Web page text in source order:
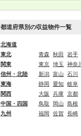
都道府県別の収益物件一覧
北海道
東北
青森 秋田 岩手
関東
東京 埼玉 神奈川
信州・北陸
新潟 富山 石川
東海
静岡 愛知 岐阜
関西
大阪 兵庫 京都
中国・四国
鳥取 岡山 島根
九州
福岡 佐賀 長崎